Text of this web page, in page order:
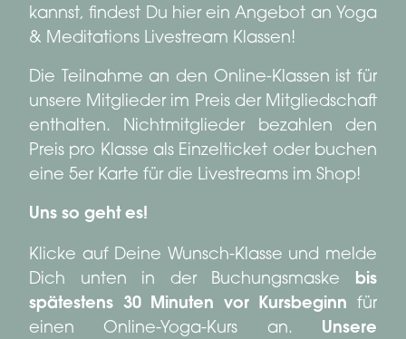
kannst, findest Du hier ein Angebot an Yoga
& Meditations Livestream Klassen!
Die Teilnahme an den Online-Klassen ist für
unsere Mitglieder im Preis der Mitgliedschaft
enthalten. Nichtmitglieder bezahlen den
Preis pro Klasse als Einzelticket oder buchen
eine 5er Karte für die Livestreams im Shop!
Uns so geht es!
Klicke auf Deine Wunsch-Klasse und melde
Dich unten in der Buchungsmaske bis
spätestens 30 Minuten vor Kursbeginn für
einen Online-Yoga-Kurs an. Unsere